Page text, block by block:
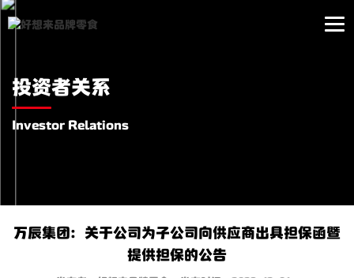
投资者关系
Investor Relations
万辰集团：关于公司为子公司向供应商出具担保函暨
提供担保的公告